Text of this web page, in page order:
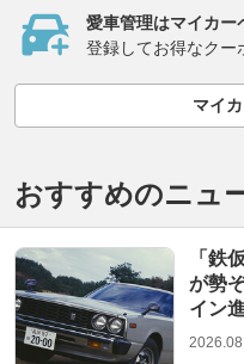
愛車管理はマイカー
登録してお得なクー
マイ
おすすめのニュ
「鉄
が勢
イン